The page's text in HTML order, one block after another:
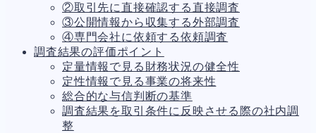
657
資金繰り192
融資276
資産売却189
1,090
差押・強制執行225
法令違反・行政処分312
訴訟・不正281
②取引先に直接確認する直接調査
③公開情報から収集する外部調査
④専門会社に依頼する依頼調査
調査結果の評価ポイント
定量情報で見る財務状況の健全性
定性情報で見る事業の将来性
総合的な与信判断の基準
調査結果を取引条件に反映させる際の社内調
整